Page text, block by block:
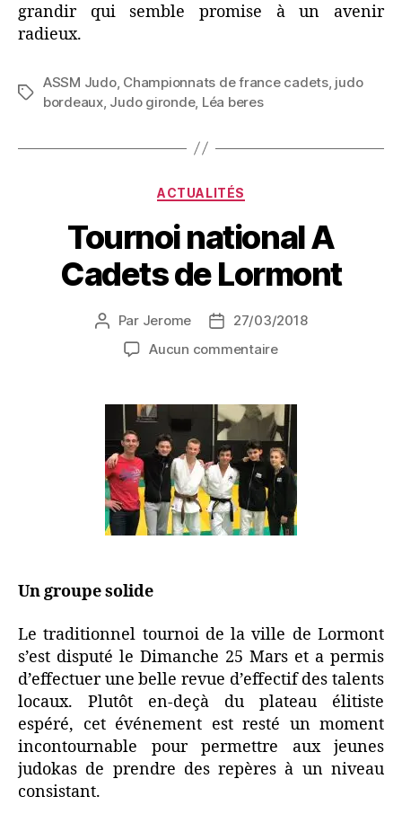
grandir qui semble promise à un avenir
radieux.
ASSM Judo, Championnats de france cadets, judo
bordeaux, Judo gironde, Léa beres
ACTUALITÉS
Tournoi national A
Cadets de Lormont
Par Jerome
27/03/2018
Aucun commentaire
Un groupe solide
Le traditionnel tournoi de la ville de Lormont
s’est disputé le Dimanche 25 Mars et a permis
d’effectuer une belle revue d’effectif des talents
locaux. Plutôt en-deçà du plateau élitiste
espéré, cet événement est resté un moment
incontournable pour permettre aux jeunes
judokas de prendre des repères à un niveau
consistant.